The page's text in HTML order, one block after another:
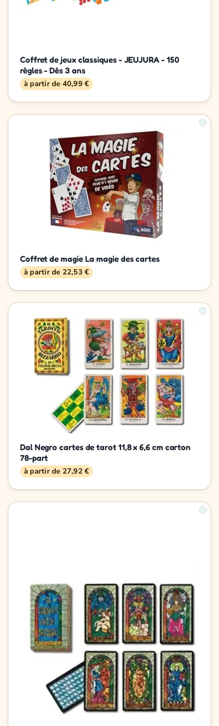
Coffret de jeux classiques - JEUJURA - 150
règles - Dès 3 ans
à partir de 40,99 €
Coffret de magie La magie des cartes
à partir de 22,53 €
Dal Negro cartes de tarot 11,8 x 6,6 cm carton
78-part
à partir de 27,92 €